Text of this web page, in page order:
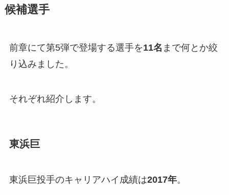
候補選手
前章にて第5弾で登場する選手を11名 まで何とか絞
り込みました。
それぞれ紹介します。
東浜巨
東浜巨投手のキャリアハイ成績は2017年。